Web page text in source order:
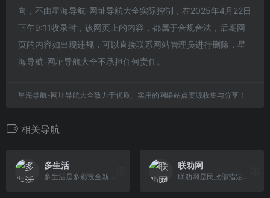
向，不由星海导航-网址导航大全实际控制，在2025年4月22日
下午9:11收录时，该网页上的内容，都属于合规合法，后期网
页的内容如出现违规，可以直接联系网站管理员进行删除，星
海导航-网址导航大全不承担任何责任。
星海导航-网址导航大全致力于优质、实用的网络站点资源收集与分享！
相关导航
多生活
多生活是多彩投全新升级的文旅生活服务平台，专注在酒店、文旅、商业等领域，为实体企业提供融资、营销及文旅产业创新服务，为用户提供基于文旅生活场景下的 投资及消费产品。
联劝网
联劝网是民政部指定的慈善组织互联网公开募捐信息平台之一。联劝网致力于为慈善组织提供筹款的互联网平台支持和线下资助服务，为公众提供公益捐款的互联网管 理平台。